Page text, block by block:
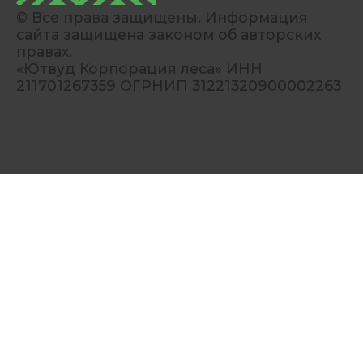
© Все права защищены. Информация
сайта защищена законом об авторских
правах.
«Ютвуд Корпорация леса» ИНН
211701267359 ОГРНИП 31221320900002263